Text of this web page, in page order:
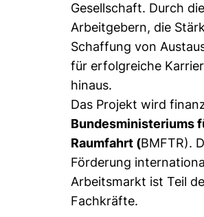
Gesellschaft. Durch
Arbeitgebern, die
Schaffung von
für erfolgreiche
hinaus.
Das Projekt wird
Bundesministeriums
Raumfahrt (BMFTR).
Förderung
Arbeitsmarkt ist Teil
Fachkräfte.